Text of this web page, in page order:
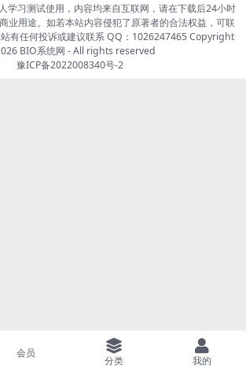
学习测试使用，内容均来自互联网，请在下载后24小时
业用途。如若本站内容侵犯了原著者的合法权益，可联
有任何投诉或建议联系 QQ：1026247465 Copyright
BIO系统网 - All rights reserved
豫ICP备2022008340号-2
会员
分类 我的